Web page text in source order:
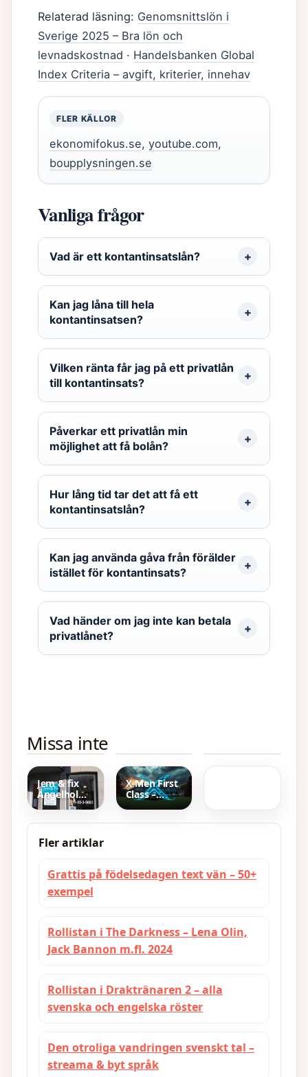
Relaterad läsning: Genomsnittslön i
Sverige 2025 – Bra lön och
levnadskostnad · Handelsbanken Global
Index Criteria – avgift, kriterier, innehav
FLER KÄLLOR
ekonomifokus.se, youtube.com,
boupplysningen.se
Vanliga frågor
Vad är ett kontantinsatslån?
Kan jag låna till hela
kontantinsatsen?
Vilken ränta får jag på ett privatlån
till kontantinsats?
Påverkar ett privatlån min
möjlighet att få bolån?
Hur lång tid tar det att få ett
kontantinsatslån?
Kan jag använda gåva från förälder
istället för kontantinsats?
Vad händer om jag inte kan betala
privatlånet?
Missa inte
Gudfadern
Del II –
rollbesättning
och fakta
Råd
Jem & fix
Ängelholm
–
adress och
telefon
X-Men First
Class –
Handling,
streaming i
potatis i
Fler artiklar
Grattis på födelsedagen text vän – 50+
exempel
Rollistan i The Darkness – Lena Olin,
Jack Bannon m.fl. 2024
Rollistan i Draktränaren 2 – alla
svenska och engelska röster
Den otroliga vandringen svenskt tal –
streama & byt språk